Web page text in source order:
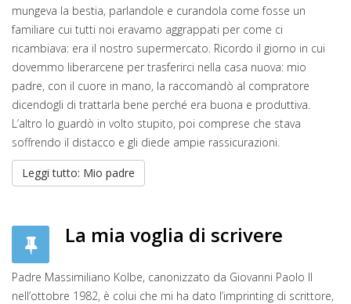
mungeva la bestia, parlandole e curandola come fosse un
familiare cui tutti noi eravamo aggrappati per come ci
ricambiava: era il nostro supermercato. Ricordo il giorno in cui
dovemmo liberarcene per trasferirci nella casa nuova: mio
padre, con il cuore in mano, la raccomandò al compratore
dicendogli di trattarla bene perché era buona e produttiva.
L’altro lo guardò in volto stupito, poi comprese che stava
soffrendo il distacco e gli diede ampie rassicurazioni.
Leggi tutto: Mio padre
La mia voglia di scrivere
Padre Massimiliano Kolbe, canonizzato da Giovanni Paolo II
nell’ottobre 1982, è colui che mi ha dato l’imprinting di scrittore,